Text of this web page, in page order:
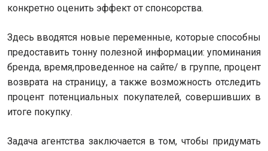
конкретно оценить эффект от спонсорства.
Здесь вводятся новые переменные, которые способны
предоставить тонну полезной информации: упоминания
бренда, время,проведенное на сайте/ в группе, процент
возврата на страницу, а также возможность отследить
процент потенциальных покупателей, совершивших в
итоге покупку.
Задача агентства заключается в том, чтобы придумать